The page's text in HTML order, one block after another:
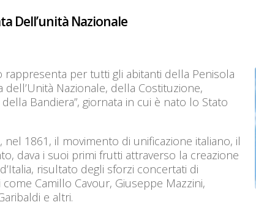
Dell’unità Nazionale
rappresenta per tutti gli abitanti della Penisola
dell’Unità Nazionale, della Costituzione,
Bandiera”, giornata in cui è nato lo Stato
nel 1861, il movimento di unificazione italiano, il
dava i suoi primi frutti attraverso la creazione
risultato degli sforzi concertati di
come Camillo Cavour, Giuseppe Mazzini,
e altri.